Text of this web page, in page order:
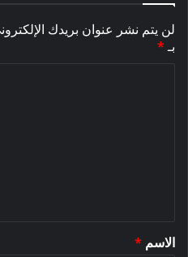
لن يتم نشر عنوان بريدك
بـ*
*
الاسم *